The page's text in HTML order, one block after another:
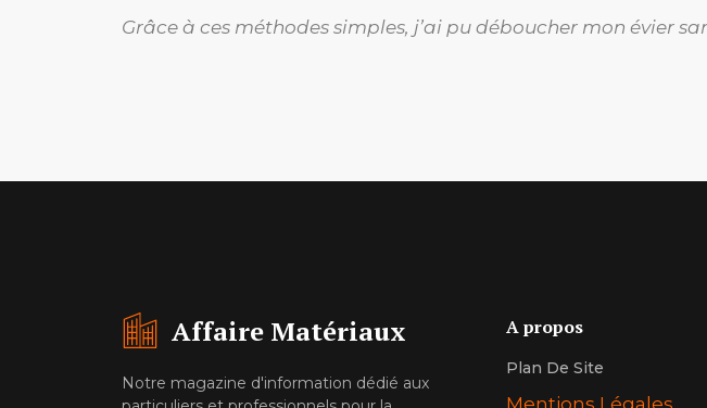
Grâce à ces méthodes simples, j’ai pu déboucher mon évier
Affaire Matériaux
Notre magazine d'information dédié aux
A propos
Plan De Site
Mentions Légales